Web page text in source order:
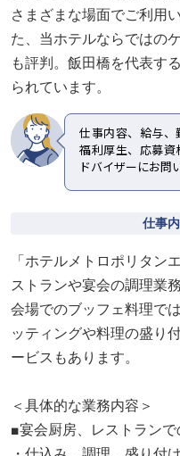
さまざまな場面でご利用
た、当ホテルならではの
も評判。飯田橋を代表す
られています。
仕事内容、給与、
福利厚生、応募資
ドバイザーにお問
仕事
「ホテルメトロポリタン
ストランや宴会の調理業
会場でのブッフェ料理で
ッティングや料理の盛り
ービスもあります。
＜具体的な業務内容＞
■宴会厨房、レストラン